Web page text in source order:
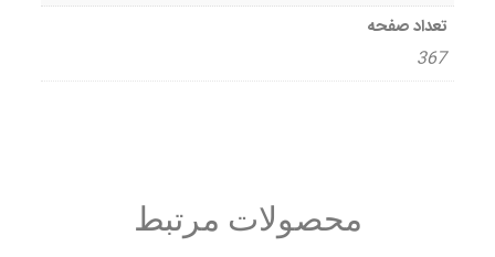
تعداد صفحه
367
محصولات مرتبط